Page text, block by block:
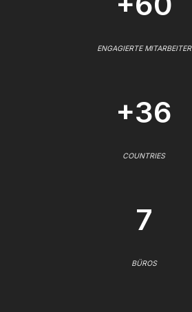
ENGAGIERTE MITARBEITER
+36
COUNTRIES
7
BÜROS